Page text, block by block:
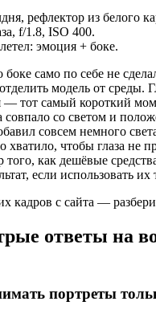
рефлектор из белого
f/1.8, ISO 400.
эмоция + боке.
боке само по себе не
модель от среды.
— тот самый короткий
со светом и
совсем немного
хватило, чтобы глаза не
как дешёвые
если использовать их
кадров с сайта —
ответы на
портреты